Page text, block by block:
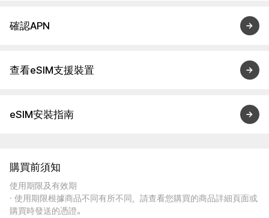
確認APN
查看eSIM支援裝置
eSIM安裝指南
購買前須知
使用期限及有效期
· 使用期限根據商品不同有所不同，請查看您購買的商品詳細頁面或
購買時發送的憑證。